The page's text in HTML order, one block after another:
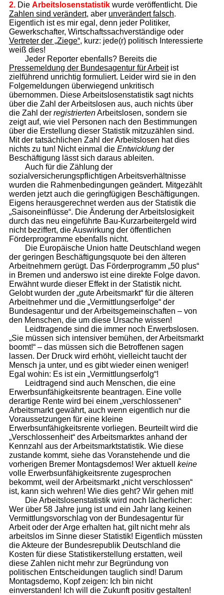
2.Die Arbeitslosenstatistikwurde veröffentlicht. Die
Zahlen sind verändert, aber unverändert falsch.
Eigentlich ist es mir egal, denn jeder Politiker,
Gewerkschafter, Wirtschaftssachverständige oder
Vertreter der „Ziege“, kurz: jede(r) politisch Interessierte
weiß dies!
Jeder Reporter ebenfalls? Bereits die
Pressemeldung der Bundesagentur für Arbeitist
zielführend unrichtig formuliert. Leider wird sie in den
Folgemeldungen überwiegend unkritisch
übernommen. Diese Arbeitslosenstatistik sagt nichts
über die Zahl der Arbeitslosen aus, auch nichts über
die Zahl der registriertenArbeitslosen, sondern sie
zeigt auf, wie viel Personen nach den Bestimmungen
über die Erstellung dieser Statistik mitzuzählen sind.
Mit der tatsächlichen Zahl der Arbeitslosen hat dies
nichts zu tun! Nicht einmal die Entwicklungder
Beschäftigung lässt sich daraus ableiten.
Auch für die Zählung der
sozialversicherungspflichtigen Arbeitsverhältnisse
wurden die Rahmenbedingungen geändert. Mitgezählt
werden jetzt auch die geringfügigen Beschäftigungen.
Eigens herausgerechnet werden aus der Statistik die
„Saisoneinflüsse“. Die Änderung der Arbeitslosigkeit
durch das neu eingeführte Bau-Kurzarbeitergeld wird
nicht beziffert, die Auswirkung der öffentlichen
Förderprogramme ebenfalls nicht.
Die Europäische Union hatte Deutschland wegen
der geringen Beschäftigungsquote bei den älteren
Arbeitnehmern gerügt. Das Förderprogramm „50 plus“
in Bremen und anderswo ist eine direkte Folge davon.
Erwähnt wurde dieser Effekt in der Statistik nicht.
Gelobt wurden der „gute Arbeitsmarkt“ für die älteren
Arbeitnehmer und die „Vermittlungserfolge“ der
Bundesagentur und der Arbeitsgemeinschaften – von
den Menschen, die um diese Ursache wissen!
Leidtragende sind die immer noch Erwerbslosen.
„Sie müssen sich intensiver bemühen, der Arbeitsmarkt
boomt!“ – das müssen sich die Betroffenen sagen
lassen. Der Druck wird erhöht, vielleicht taucht der
Mensch ja unter, und es gibt wieder einen weniger!
Egal wohin: Es ist ein „Vermittlungserfolg“!
Leidtragend sind auch Menschen, die eine
Erwerbsunfähigkeitsrente beantragen. Eine volle
derartige Rente wird bei einem „verschlossenen“
Arbeitsmarkt gewährt, auch wenn eigentlich nur die
Voraussetzungen für eine kleine
Erwerbsunfähigkeitsrente vorliegen. Beurteilt wird die
„Verschlossenheit“ des Arbeitsmarktes anhand der
Kennzahl aus der Arbeitsmarktstatistik. Wie diese
zustande kommt, siehe das Voranstehende und die
vorherigen Bremer Montagsdemos! Wer aktuell keine
volle Erwerbsunfähigkeitsrente zugesprochen
bekommt, weil der Arbeitsmarkt „nicht verschlossen“
ist, kann sich wehren! Wie dies geht? Wir gehen mit!
Die Arbeitslosenstatistik wird noch lächerlicher:
Wer über 58 Jahre jung ist und ein Jahr lang keinen
Vermittlungsvorschlag von der Bundesagentur für
Arbeit oder der Arge erhalten hat, gilt nicht mehr als
arbeitslos im Sinne dieser Statistik! Eigentlich müssten
die Akteure der Bundesrepublik Deutschland die
Kosten für diese Statistikerstellung erstatten, weil
diese Zahlen nicht mehr zur Begründung von
politischen Entscheidungen tauglich sind! Darum
Montagsdemo, Kopf zeigen: Ich bin nicht
einverstanden! Ich will die Zukunft positiv gestalten!